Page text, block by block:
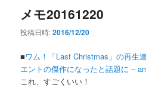
メモ20161220
投稿日時:2016/12/20
■ワム！「Last Christmas」の再生
エントの傑作になったと話題に –
これ、すごくいい！